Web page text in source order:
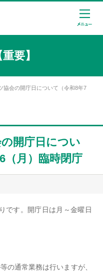
要】
協会の開庁日について（令和8年7
の開庁日につい
月）臨時閉庁
です。開庁日は月～金曜日
の通常業務は行いますが、